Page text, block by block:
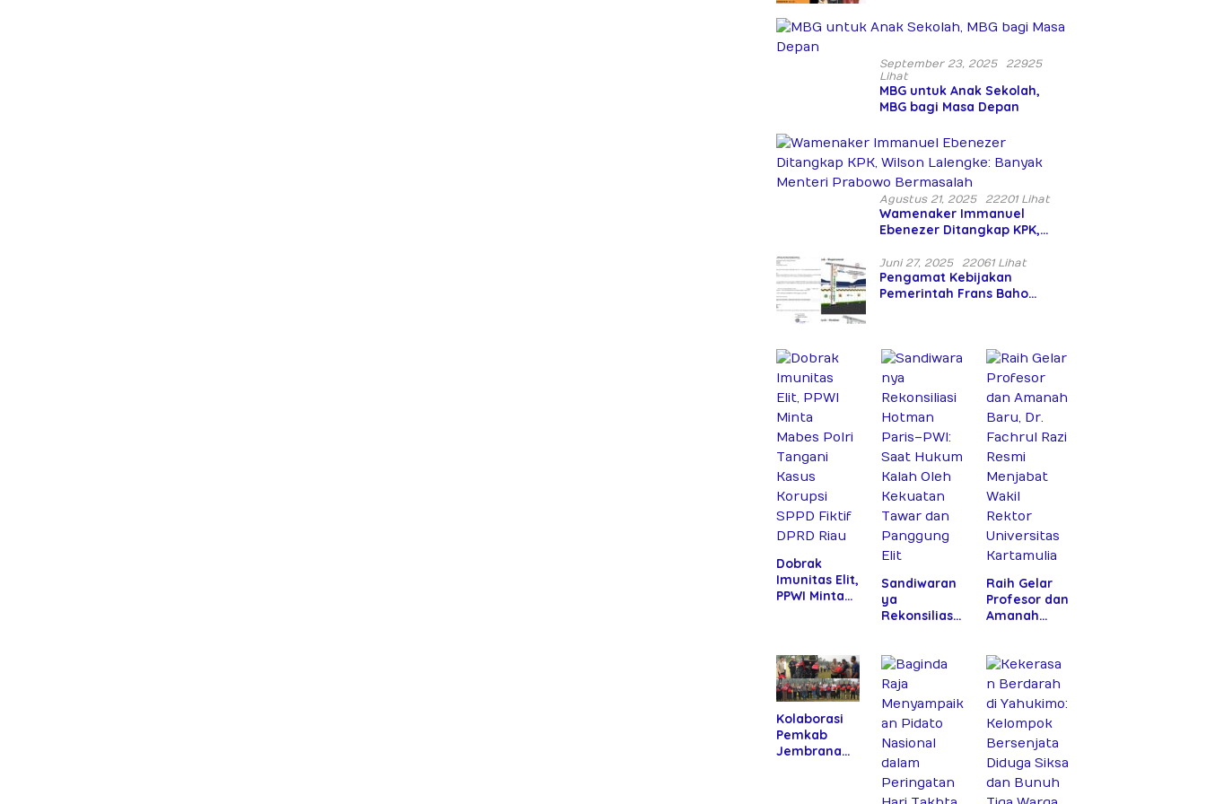
Perlindungan HAM oleh
Penegak Hukum
September 23, 2025
22925
Lihat
MBG untuk Anak Sekolah,
MBG bagi Masa Depan
Agustus 21, 2025 22201 Lihat
Wamenaker Immanuel
Ebenezer Ditangkap KPK,
Menteri Prabowo Bermasalah
Juni 27, 2025 22061 Lihat
Pengamat Kebijakan
Pemerintah Frans Baho
Dobrak
Imunitas Elit,
PPWI Minta
Korupsi SPPD
Fiktif DPRD
Riau
Sandiwaran
ya
Rekonsiliasi
Saat Hukum
Kalah Oleh
Kekuatan
Tawar dan
Panggung
Elit
Raih Gelar
Profesor dan
Amanah
Resmi
Menjabat
Wakil Rektor
Universitas
Kartamulia
Kolaborasi
Pemkab
Jembrana